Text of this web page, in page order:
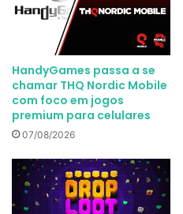
HandyGames passa a se
chamar THQ Nordic Mobile
com foco em jogos
premium para celulares
07/08/2026